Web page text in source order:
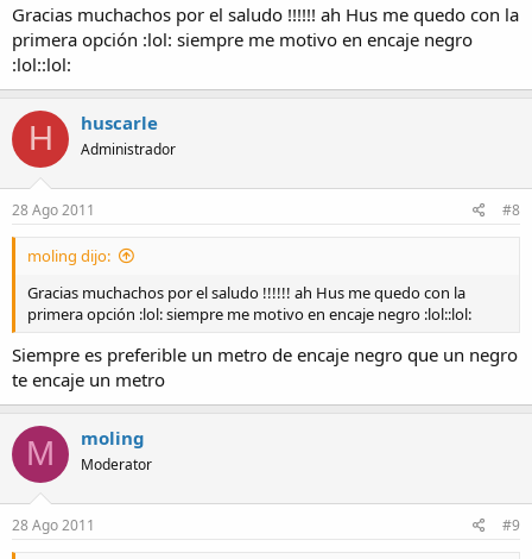
Gracias muchachos por el saludo !!!!!! ah Hus me quedo con la
primera opción :lol: siempre me motivo en encaje negro
:lol::lol:
H huscarle
Administrador
28 Ago 2011 #8
moling dijo:
Gracias muchachos por el saludo !!!!!! ah Hus me quedo con la
primera opción :lol: siempre me motivo en encaje negro :lol::lol:
Siempre es preferible un metro de encaje negro que un negro
te encaje un metro
M moling
Moderator
28 Ago 2011 #9